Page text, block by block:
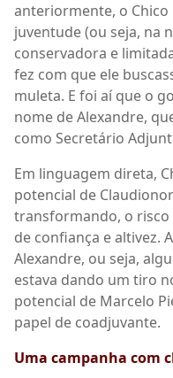
anteriormente, o
juventude (ou seja, na
conservadora e
fez com que ele
muleta. E foi aí que o
nome de Alexandre,
como Secretário
Em linguagem direta,
potencial de
transformando, o risco
de confiança e altivez.
Alexandre, ou seja,
estava dando um tiro
potencial de Marcelo
papel de coadjuvante.
Uma campanha com